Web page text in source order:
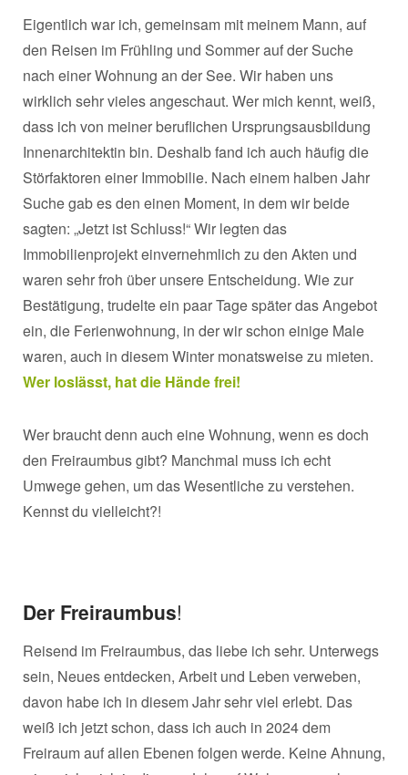
Eigentlich war ich, gemeinsam mit meinem Mann, auf
den Reisen im Frühling und Sommer auf der Suche
nach einer Wohnung an der See. Wir haben uns
wirklich sehr vieles angeschaut. Wer mich kennt, weiß,
dass ich von meiner beruflichen Ursprungsausbildung
Innenarchitektin bin. Deshalb fand ich auch häufig die
Störfaktoren einer Immobilie. Nach einem halben Jahr
Suche gab es den einen Moment, in dem wir beide
sagten: „Jetzt ist Schluss!“ Wir legten das
Immobilienprojekt einvernehmlich zu den Akten und
waren sehr froh über unsere Entscheidung. Wie zur
Bestätigung, trudelte ein paar Tage später das Angebot
ein, die Ferienwohnung, in der wir schon einige Male
waren, auch in diesem Winter monatsweise zu mieten.
Wer loslässt, hat die Hände frei!
Wer braucht denn auch eine Wohnung, wenn es doch
den Freiraumbus gibt? Manchmal muss ich echt
Umwege gehen, um das Wesentliche zu verstehen.
Kennst du vielleicht?!
Der Freiraumbus!
Reisend im Freiraumbus, das liebe ich sehr. Unterwegs
sein, Neues entdecken, Arbeit und Leben verweben,
davon habe ich in diesem Jahr sehr viel erlebt. Das
weiß ich jetzt schon, dass ich auch in 2024 dem
Freiraum auf allen Ebenen folgen werde. Keine Ahnung,